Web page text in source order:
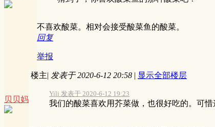
不喜欢酸菜。相对会接受酸菜鱼的酸菜。
回复
举报
贝贝妈
楼主| 发表于 2020-6-12 20:58 | 显示全部楼层
Yili 发表于 2020-6-12 19:23
我们的酸菜喜欢用芥菜做，也很好吃的。可惜